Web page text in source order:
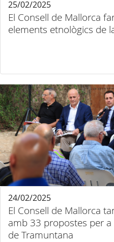
El Consell de Mallorca
elements etnològics de
25/02/2025
El Consell de Mallorca
amb 33 propostes per
de Tramuntana
24/02/2025